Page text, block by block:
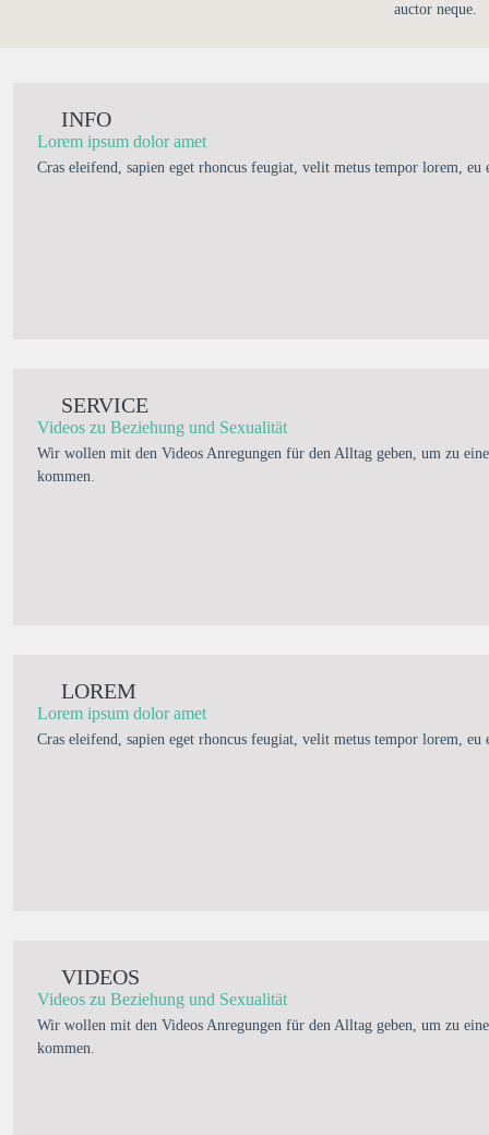
auctor neque.
INFO
Lorem ipsum dolor amet
Cras eleifend, sapien eget rhoncus feugiat, velit metus tempor lorem,
SERVICE
Videos zu Beziehung und Sexualität
Wir wollen mit den Videos Anregungen für den Alltag geben, um zu
kommen.
LOREM
Lorem ipsum dolor amet
Cras eleifend, sapien eget rhoncus feugiat, velit metus tempor lorem,
VIDEOS
Videos zu Beziehung und Sexualität
Wir wollen mit den Videos Anregungen für den Alltag geben, um zu
kommen.